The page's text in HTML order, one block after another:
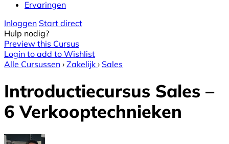
Ervaringen
Inloggen Start direct
Hulp nodig?
Preview this Cursus
Login to add to Wishlist
Alle Cursussen › Zakelijk › Sales
Introductiecursus Sales –
6 Verkooptechnieken